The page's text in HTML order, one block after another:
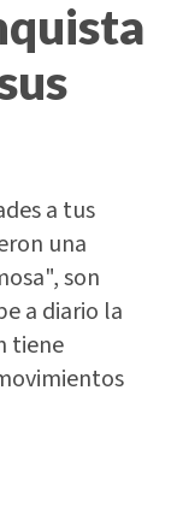
a tus
una
son
a diario la
tiene